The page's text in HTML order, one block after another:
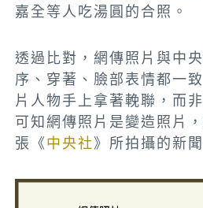
嘉全等人吃湯圓的合照。
透過比對，網傳照片與中
序、穿著、臉部表情都一
片人物手上拿著輓聯，而
可知網傳照片是變造照片
張《中央社》所拍攝的新